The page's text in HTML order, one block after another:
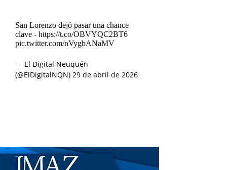
San Lorenzo dejó pasar una chance
clave - https://t.co/OBVYQC2BT6
pic.twitter.com/nVygbANaMV
— El Digital Neuquén
(@ElDigitalNQN) 29 de abril de 2026